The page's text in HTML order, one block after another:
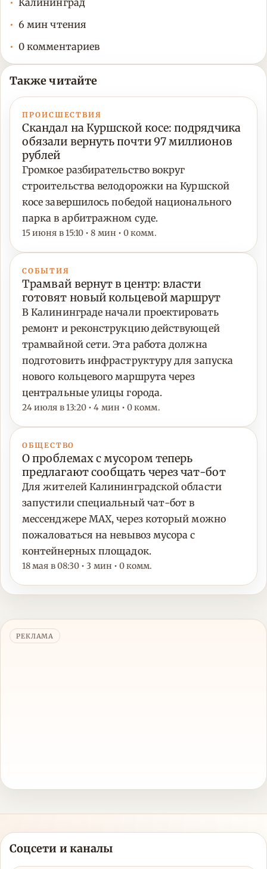
Калининград
6 мин чтения
0 комментариев
Также читайте
ПРОИСШЕСТВИЯ
Скандал на Куршской косе: подрядчика
обязали вернуть почти 97 миллионов
рублей
Громкое разбирательство вокруг
строительства велодорожки на Куршской
косе завершилось победой национального
парка в арбитражном суде.
15 июня в 15:10 • 8 мин • 0 комм.
СОБЫТИЯ
Трамвай вернут в центр: власти
готовят новый кольцевой маршрут
В Калининграде начали проектировать
ремонт и реконструкцию действующей
трамвайной сети. Эта работа должна
подготовить инфраструктуру для запуска
нового кольцевого маршрута через
центральные улицы города.
24 июля в 13:20 • 4 мин • 0 комм.
ОБЩЕСТВО
О проблемах с мусором теперь
предлагают сообщать через чат-бот
Для жителей Калининградской области
запустили специальный чат-бот в
мессенджере MAX, через который можно
пожаловаться на невывоз мусора с
контейнерных площадок.
18 мая в 08:30 • 3 мин • 0 комм.
РЕКЛАМА
Соцсети и каналы